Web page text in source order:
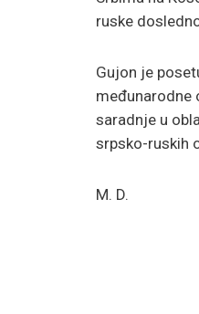
ruske
Gujon je
međunarodne
saradnje u
srpsko-ruskih
M. D.